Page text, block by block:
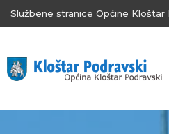
Službene stranice Općine Kloštar